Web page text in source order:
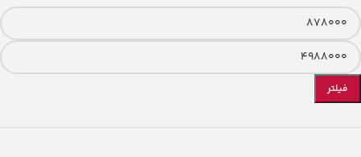
فیلتر